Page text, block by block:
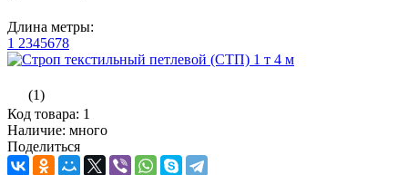
Длина метры:
1 2345678
(1)
Код товара: 1
Наличие: много
Поделиться